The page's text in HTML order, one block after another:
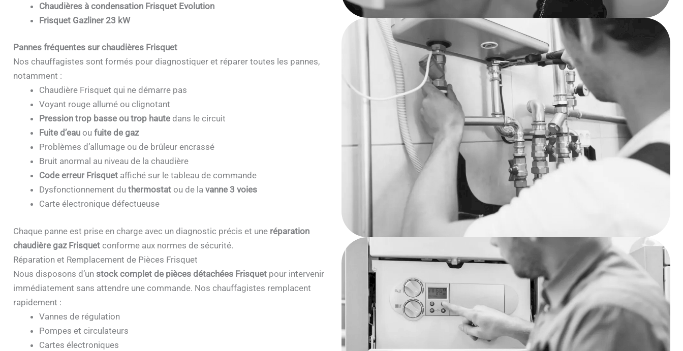
Chaudières à condensation Frisquet Evolution
Frisquet Gazliner 23 kW
Pannes fréquentes sur chaudières Frisquet
Nos chauffagistes sont formés pour diagnostiquer et réparer toutes les pannes,
notamment :
Chaudière Frisquet qui ne démarre pas
Voyant rouge allumé ou clignotant
Pression trop basse ou trop hautedans le circuit
Fuite d’eauou fuite de gaz
Problèmes d’allumage ou de brûleur encrassé
Bruit anormal au niveau de la chaudière
Code erreur Frisquetaffiché sur le tableau de commande
Dysfonctionnement du thermostatou de la vanne 3 voies
Carte électronique défectueuse
Chaque panne est prise en charge avec un diagnostic précis et une réparation
chaudière gaz Frisquetconforme aux normes de sécurité.
Réparation et Remplacement de Pièces Frisquet
Nous disposons d’un stock complet de pièces détachées Frisquetpour intervenir
immédiatement sans attendre une commande. Nos chauffagistes remplacent
rapidement :
Vannes de régulation
Pompes et circulateurs
Cartes électroniques